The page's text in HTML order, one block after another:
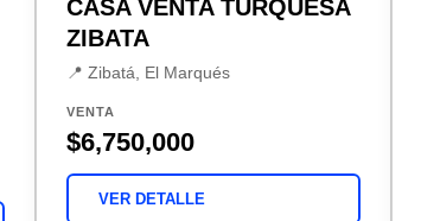
CASA VENTA TURQUESA
ZIBATA
📍 Zibatá, El Marqués
VENTA
$6,750,000
VER DETALLE